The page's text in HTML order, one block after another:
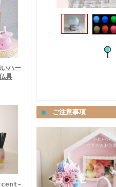
ハー
具
■ ご注意事項